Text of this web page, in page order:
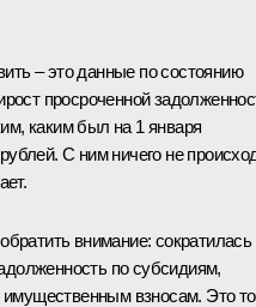
– это данные по состоянию
просроченной
каким был на 1 января
С ним ничего не
внимание: сократилась
по субсидиям,
взносам. Это